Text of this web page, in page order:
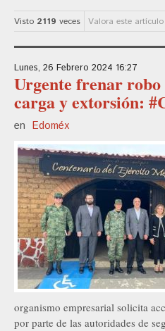
Visto 2119 veces Valora este artículo
Lunes, 26 Febrero 2024 16:27
Urgente frenar
carga y extorsión:
en Edoméx
organismo empresarial solicita
por parte de las autoridades de